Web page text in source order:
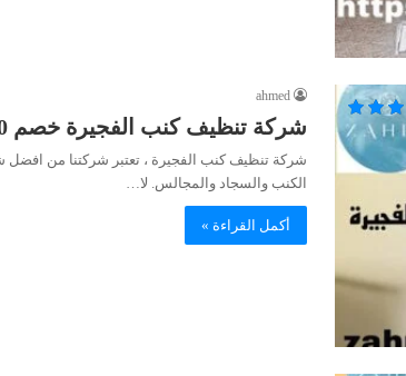
ahmed
شركة تنظيف كنب الفجيرة خصم 40%
شركة تنظيف كنب الفجيرة ، تعتبر شركتنا من افضل
الكنب والسجاد والمجالس. لا…
أكمل القراءة »